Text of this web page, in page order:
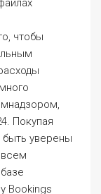
Bookings
два
не
автобуса по